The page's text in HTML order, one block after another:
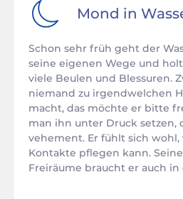
Mond in
Schon sehr früh geht der
seine eigenen Wege und
viele Beulen und Blessuren.
niemand zu irgendwelchen
macht, das möchte er bitte
man ihn unter Druck setzen,
vehement. Er fühlt sich wohl,
Kontakte pflegen kann.
Freiräume braucht er auch in